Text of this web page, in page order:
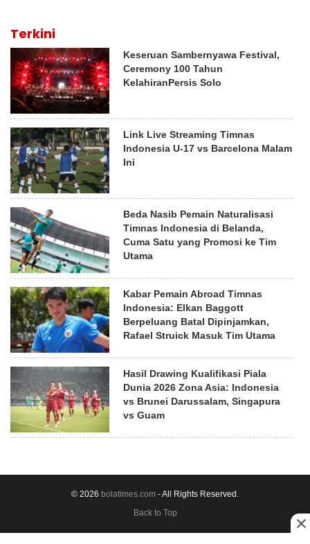
Terkini
Keseruan Sambernyawa Festival,
Ceremony 100 Tahun
KelahiranPersis Solo
Link Live Streaming Timnas
Indonesia U-17 vs Barcelona Malam
Ini
Beda Nasib Pemain Naturalisasi
Timnas Indonesia di Belanda,
Cuma Satu yang Promosi ke Tim
Utama
Kabar Pemain Abroad Timnas
Indonesia: Elkan Baggott
Berpeluang Batal Dipinjamkan,
Rafael Struick Masuk Tim Utama
Hasil Drawing Kualifikasi Piala
Dunia 2026 Zona Asia: Indonesia
vs Brunei Darussalam, Singapura
vs Guam
© 2026 bolatimes.com - All Rights Reserved.
Back to Top